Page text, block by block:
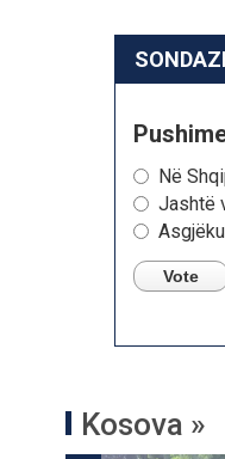
Në
Jashtë
Vote
Kosova »